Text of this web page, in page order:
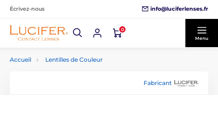
Écrivez-nous info@luciferlenses.fr
0
Menu
Accueil Lentilles de Couleur
Fabricant